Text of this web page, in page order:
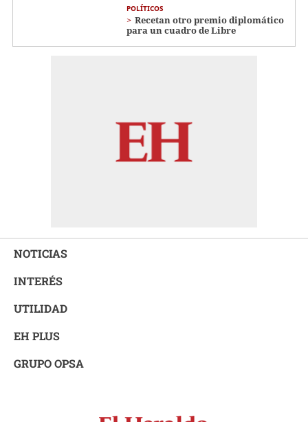
POLÍTICOS
Recetan otro premio diplomático
para un cuadro de Libre
NOTICIAS
INTERÉS
UTILIDAD
EH PLUS
GRUPO OPSA